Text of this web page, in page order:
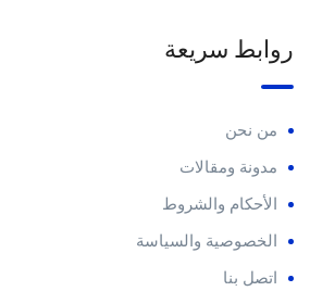
روابط سريعة
من نحن
مدونة ومقالات
الأحكام والشروط
الخصوصية والسياسة
اتصل بنا